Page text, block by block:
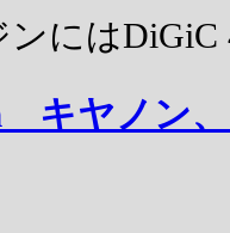
にはDiGiC
ヤノン、